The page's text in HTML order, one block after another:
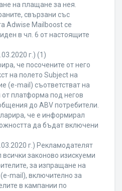
на плащане за нея.
свързани със
Adwise Mailboost се
в чл. 6 от настоящите
г.) (1)
че посочените от него
на полето Subject на
(e-mail) съответстват на
от платформа под негов
до ABV потребители.
че е информирал
да бъдат включени
г.) Рекламодателят
законово изискуеми
за изпращане на
mail), включително за
в кампании по